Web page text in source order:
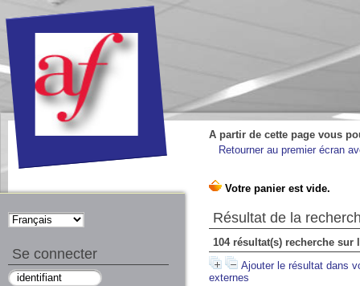
A partir de cette page vous
Retourner au premier écran
Résultat de la
104 résultat(s) recherche
Ajouter le résultat dans
externes
Se connecter